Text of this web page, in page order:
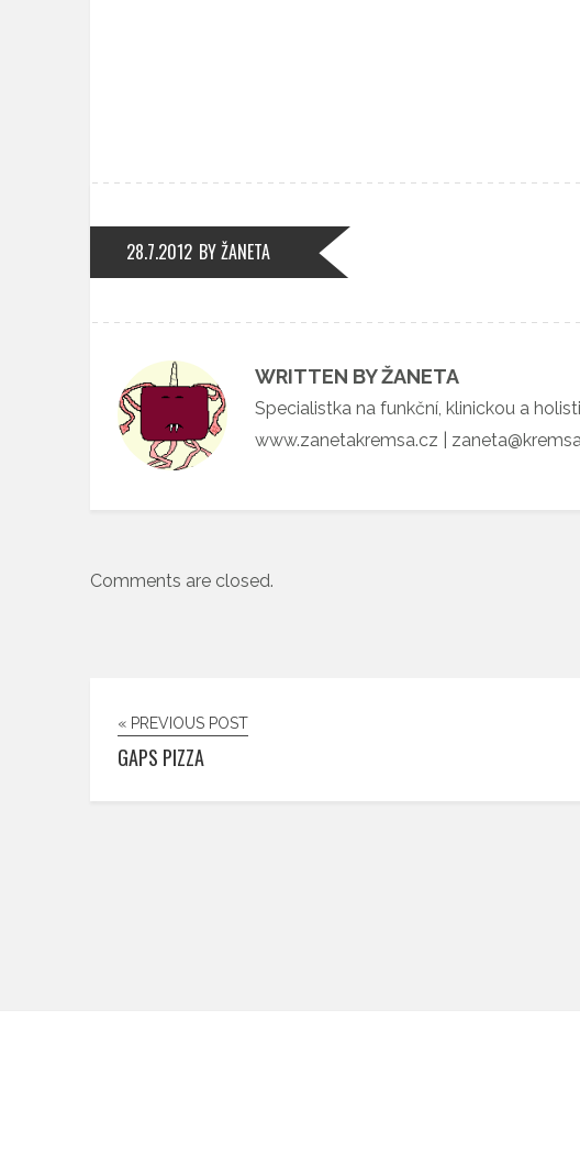
28.7.2012 BY ŽANETA
WRITTEN BY ŽANETA
Specialistka na funkční, klinickou a
www.zanetakremsa.cz |
Comments are closed.
« PREVIOUS POST
GAPS PIZZA